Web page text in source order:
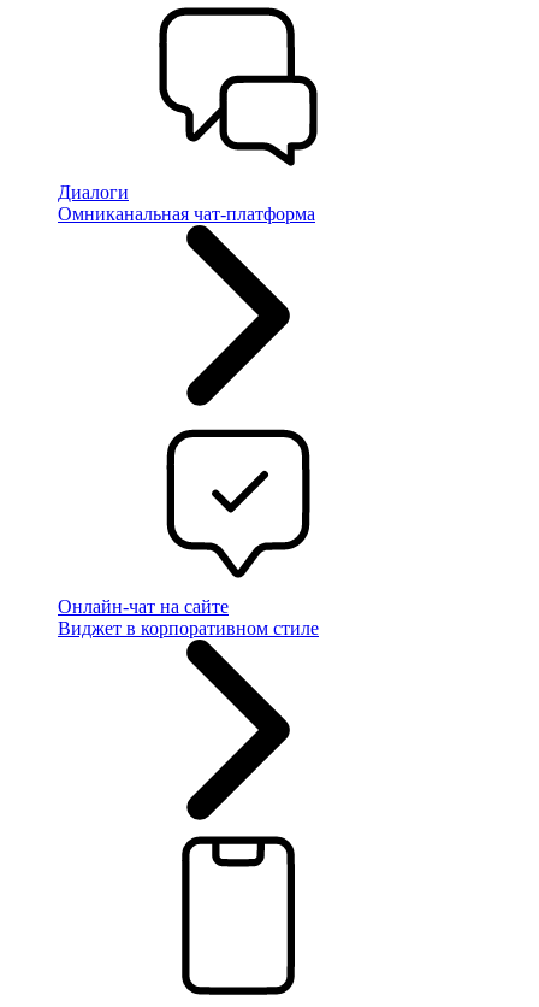
Диалоги
Омниканальная чат-платформа
Онлайн-чат на сайте
Виджет в корпоративном стиле